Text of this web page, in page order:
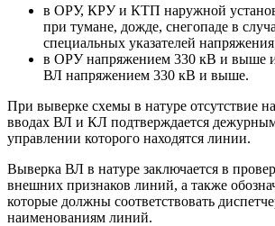
в ОРУ, КРУ и КТП наружной
при тумане, дожде, снегопаде в
специальных указателей
в ОРУ напряжением 330 кВ и выше
ВЛ напряжением 330 кВ и выше.
При выверке схемы в натуре отсутствие
вводах ВЛ и КЛ подтверждается
управлении которого находятся линии.
Выверка ВЛ в натуре заключается в
внешних признаков линий, а также
которые должны соответствовать
наименованиям линий.